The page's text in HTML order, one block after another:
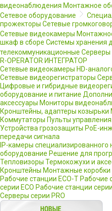
видеонаблюдения Монтажное
Сетевое оборудование
прожекторы Сетевые
Сетевые видеокамеры
шкаф в сборе Системы хранения
телекоммуникационные Серверы
R-OPERATOR ИНТЕГРАТОР
Сетевые видеокамеры HD-
Сетевые видеорегистраторы
Цифровые и гибридные
оборудование и питание
аксессуары Мониторы
Кронштейны, адаптеры козырьки
Коммутаторы Пульты управления
Устройства грозозащиты PoE-
передачи сигнала
IP-камеры специализированного
оборудование Решение для
Тепловизоры Термокожухи и
Кронштейны Монтажные коробки
Рабочие станции ECO-T Рабочие
серии ECO Рабочие станции
Серверы серии PRO